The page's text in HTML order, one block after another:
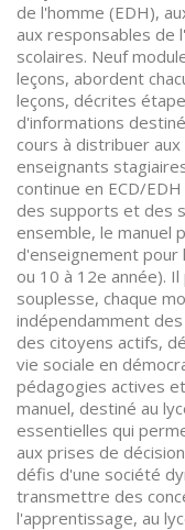
de l'homme (EDH),
aux responsables de
scolaires. Neuf
leçons, abordent
leçons, décrites
d'informations
cours à distribuer aux
enseignants
continue en ECD/
des supports et des
ensemble, le manuel
d'enseignement pour
ou 10 à 12e année).
souplesse, chaque
indépendamment
des citoyens actifs,
vie sociale en
pédagogies actives
manuel, destiné au
essentielles qui
aux prises de
défis d'une société
transmettre des
l'apprentissage, au